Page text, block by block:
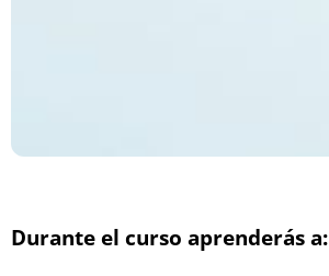
Durante el curso aprenderás a: